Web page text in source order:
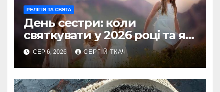
РЕЛІГІЯ ТА СВЯТА
День сестри: коли
святкувати у 2026 році та як
зробити його незабутнім
СЕР 6, 2026 СЕРГІЙ ТКАЧ